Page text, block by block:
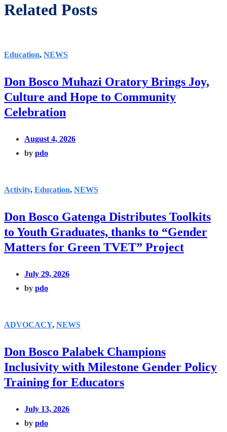
Related Posts
Education, NEWS
Don Bosco Muhazi Oratory Brings Joy,
Culture and Hope to Community
Celebration
August 4, 2026
by pdo
Activity, Education, NEWS
Don Bosco Gatenga Distributes Toolkits
to Youth Graduates, thanks to “Gender
Matters for Green TVET” Project
July 29, 2026
by pdo
ADVOCACY, NEWS
Don Bosco Palabek Champions
Inclusivity with Milestone Gender Policy
Training for Educators
July 13, 2026
by pdo